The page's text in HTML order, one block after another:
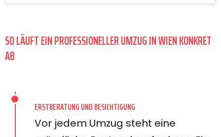
SO LÄUFT EIN PROFESSIONELLER UMZUG IN WIEN KONKRET
AB
ERSTBERATUNG UND BESICHTIGUNG
Vor jedem Umzug steht eine